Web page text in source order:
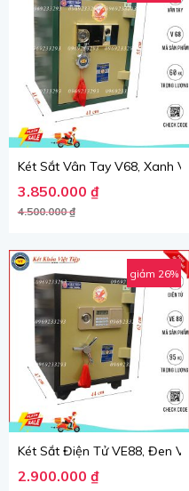
Két Sắt Vân Tay V68, Xanh
4.500.000₫
Giá gốc là: 4.500.000 ₫.
3.850.000 ₫
Giá hiện tại là: 3.850.000 ₫.
giảm 26%
Két Sắt Điện Tử VE88, Đen
Giá gốc là: 3.900.000 ₫.
2.900.000 ₫
Giá hiện tại là: 2.900.000 ₫.